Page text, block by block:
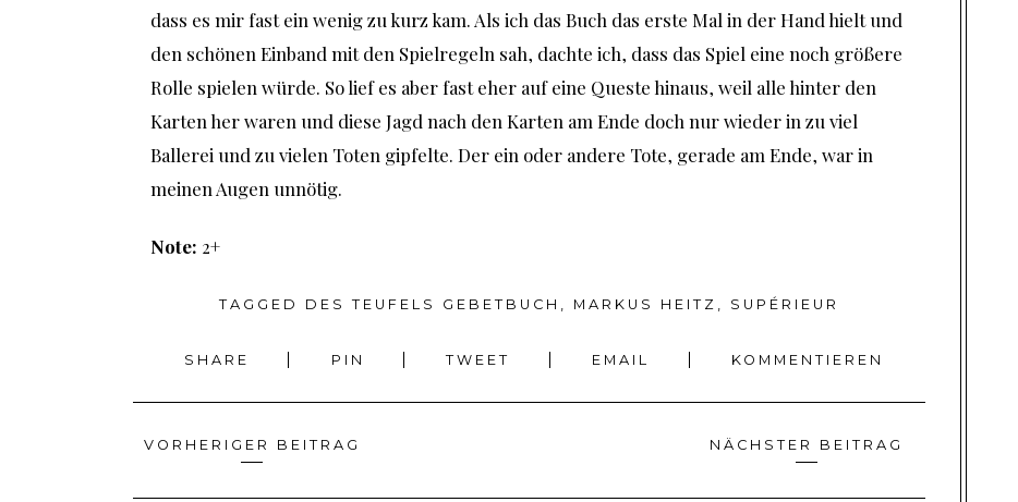
dass es mir fast ein wenig zu kurz kam. Als ich das Buch das erste Mal in der Hand hielt und
den schönen Einband mit den Spielregeln sah, dachte ich, dass das Spiel eine noch größere
Rolle spielen würde. So lief es aber fast eher auf eine Queste hinaus, weil alle hinter den
Karten her waren und diese Jagd nach den Karten am Ende doch nur wieder in zu viel
Ballerei und zu vielen Toten gipfelte. Der ein oder andere Tote, gerade am Ende, war in
meinen Augen unnötig.
Note: 2+
TAGGED DES TEUFELS GEBETBUCH MARKUS HEITZ SUPÉRIEUR
SHARE PIN TWEET EMAIL KOMMENTIEREN
Beitragsnavigation
VORHERIGER BEITRAG NÄCHSTER BEITRAG